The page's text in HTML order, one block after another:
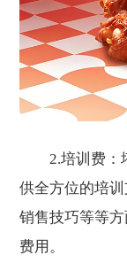
2.培训费：塔
供全方位的培
销售技巧等等
费用。